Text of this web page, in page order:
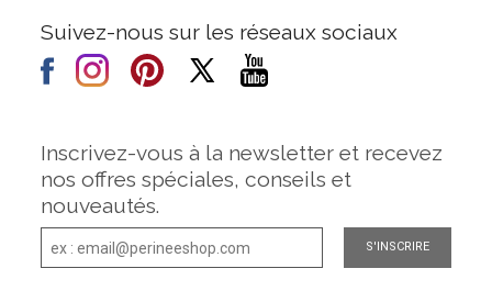
Suivez-nous sur les réseaux sociaux
Inscrivez-vous à la newsletter et recevez
nos offres spéciales, conseils et
nouveautés.
S'INSCRIRE